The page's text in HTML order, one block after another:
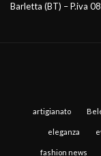
Barletta (BT) – P.iva
artigianato
eleganza
fashion news